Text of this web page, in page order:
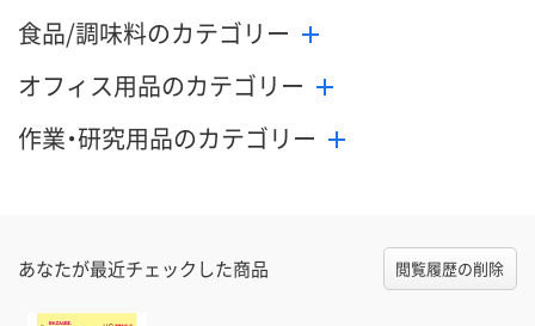
食品/調味料のカテゴリー
オフィス用品のカテゴリー
作業・研究用品のカテゴリー
あなたが最近チェックした商品 閲覧履歴の削除